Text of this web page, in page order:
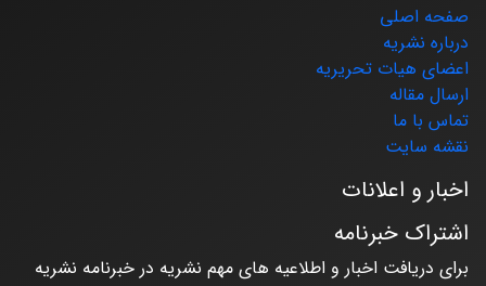
صفحه اصلی
درباره نشریه
اعضای هیات تحریریه
ارسال مقاله
تماس با ما
نقشه سایت
اخبار و اعلانات
اشتراک خبرنامه
برای دریافت اخبار و اطلاعیه های مهم نشریه در خبرنامه نشریه